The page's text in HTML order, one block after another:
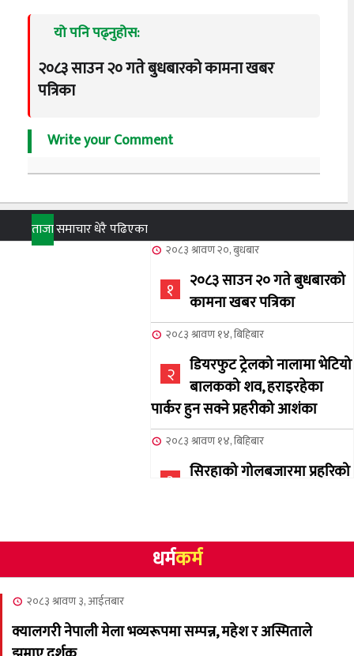
यो पनि पढ्नुहोस:
२०८३ साउन २० गते बुधबारको कामना खबर
पत्रिका
Write your Comment
ताजासमाचारधेरै पढिएका
२०८३ श्रावण २०, बुधबार
१
२०८३ साउन २० गते बुधबारको
कामना खबर पत्रिका
२०८३ श्रावण १४, बिहिबार
२
डियरफुट ट्रेलको नालामा भेटियो
बालकको शव, हराइरहेका
पार्कर हुन सक्ने प्रहरीको आशंका
२०८३ श्रावण १४, बिहिबार
३
सिरहाको गोलबजारमा प्रहरिको
४
NCSC को अध्यक्षमा घनेन्द्र
न्यौपाने बिजयी
नेप्लिज सोसाइटि अफ
धर्मकर्म
२०८३ श्रावण ३, आईतबार
क्यालगरी नेपाली मेला भव्यरूपमा सम्पन्न, महेश र अस्मिताले